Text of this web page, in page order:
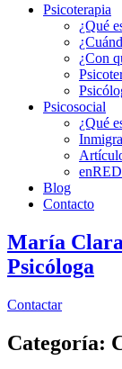
Psicoterapia
¿Qué
¿Con
Psicosocial
¿Qué
Blog
Contacto
María
Psicóloga
Contactar
Categoría: